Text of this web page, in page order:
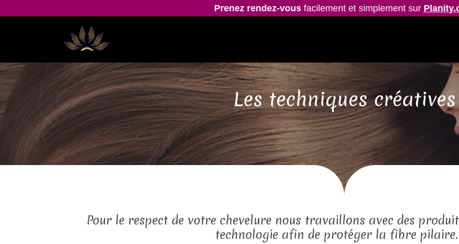
Les techniques créatives
Pour le respect de votre chevelure nous travaillons avec des
technologie afin de protéger la fibre pilaire.
Prenez rendez-vousfacilement et simplement sur